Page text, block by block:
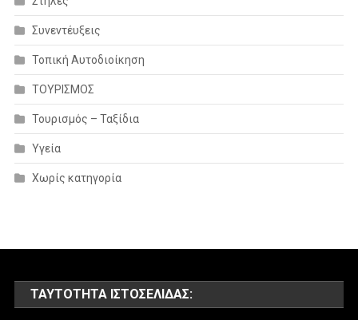
Συνεντέυξεις
Τοπική Αυτοδιοίκηση
ΤΟΥΡΙΣΜΟΣ
Τουρισμός – Ταξίδια
Υγεία
Χωρίς κατηγορία
ΤΑΥΤΌΤΗΤΑ ΙΣΤΟΣΕΛΊΔΑΣ: